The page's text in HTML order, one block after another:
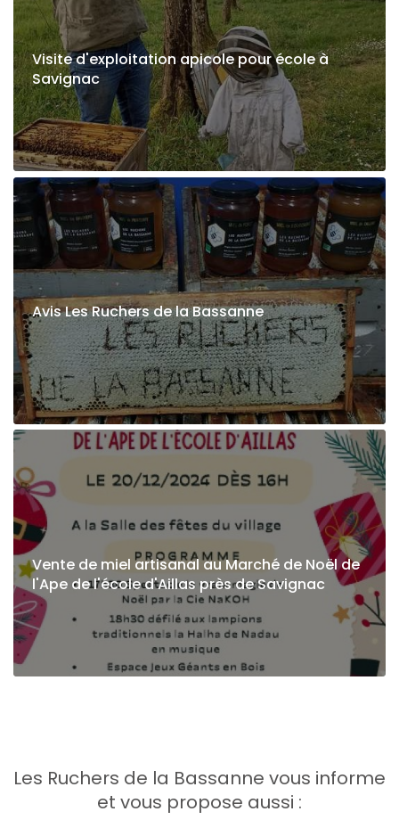
Visite d'exploitation apicole pour école à
Savignac
Avis Les Ruchers de la Bassanne
Vente de miel artisanal au Marché de Noël de
l'Ape de l'école d'Aillas près de Savignac
Les Ruchers de la Bassanne vous informe
et vous propose aussi :